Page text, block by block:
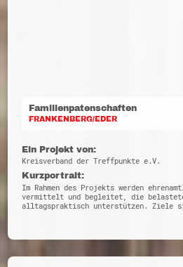
Familienpatenschaften
FRANKENBERG/EDER
Ein Projekt von:
Kreisverband der Treffpunkte e.V.
Kurzportrait:
Im Rahmen des Projekts werden
vermittelt und begleitet, die
alltagspraktisch unterstützen. Ziele